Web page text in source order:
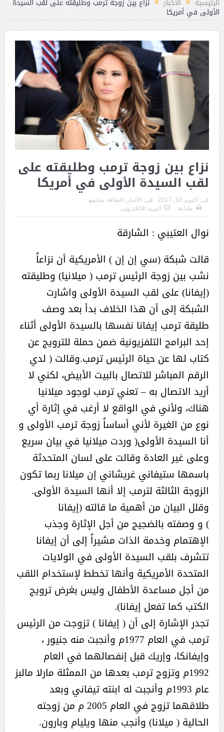
الأولى في أمريكا
نزاع بين زوجة ترمب وطليقته على
لقب السيدة الأولى في أمريكا
فى: أكتوبر 10, 2017 فى: الأخبار , الثقافة, مجتمع
طباعة
البريد الالكترونى
نوال العتيبي : الشارقة
قالت شبكة (سي إن إن ) الأمريكية أن نزاعاً
نشب بين زوجة الرئيس ترمب ( ميلانيا) وطليقته
(إيفانا) على لقب السيدة الأولى واشارت
الشبكة إلى أن هذا الخلاف بدأ بعد وصف
طليقة ترمب إيفانا نفسها بالسيدة الأولى أثناء
إحد البرامج التلفزيونية ضمن حملة للترويج عن
كتاب لها عن حياة الرئيس ترمب.وقالت ( لدي
الرقم المباشر للاتصال بالبيت الأبيض، لكني لا
أريد الاتصال به – تعني ترمب لوجود ميلانيا
هناك، ولأني في الواقع لا أرغب في إثارة أي
نوع من الغيرة لأني أساساً زوجة ترمب الأولى و
أنا السيدة الأولى( وردت ميلانيا في بيان سريع
وعلى غير العادة وقالت على لسان المتحدثة
باسمها ستيفاني غريشاني إن ميلانا ربما تكون
الزوجة الثالثة لترمب إلا أنها السيدة الأولى.
وقلل البيان من أهمية ما قالته (إيفانا
) و وصفته بالضجيج من أجل الإثارة وجذب
الإهتمام وخدمة الذات مشيراً إلى أن إيفانا
تتشرف بلقب السيدة الأولى في الولايات
المتحدة الأمريكية وأنها تخطط لإستخدام اللقب
من أجل مساعدة الأطفال وليس بغرض ترويج
الكتب كما تفعل إيفانا).
تجدر الإشارة إلى أن ( إيفانا ) تزوجت من الرئيس
ترمب في العام 1977م وأنجبت منه جنيور ،
وإيفانكا، وإريك قبل إنفصالهما في العام
1992م وتزوج ترمب بعدها من الممثلة مارلا مالبز
عام 1993م وأنجبت له ابنته تيفاني وبعد
طلاقهما تزوج في العام 2005 م من زوجته
الحالية ( ميلانا) وأنجب منها ويليام وبارون.